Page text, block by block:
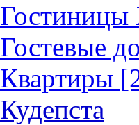
Гостевые
Квартиры
Кудепста